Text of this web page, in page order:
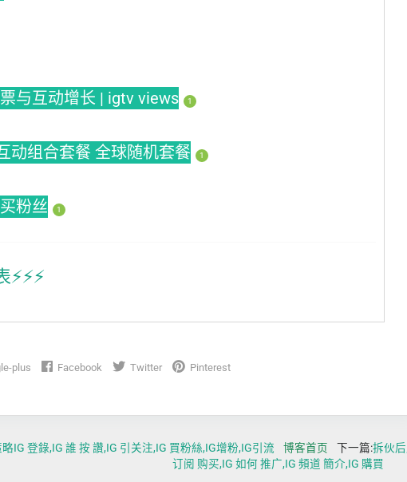
与互动增长 | igtv views 1
动组合套餐 全球随机套餐 1
粉丝 1
plus Facebook Twitter Pinterest
IG 登錄,IG 誰 按 讚,IG 引关注,IG 買粉絲,IG增粉,IG引流 博客首页 下一篇:拆伙
订阅 购买,IG 如何 推广,IG 頻道 簡介,IG 購買